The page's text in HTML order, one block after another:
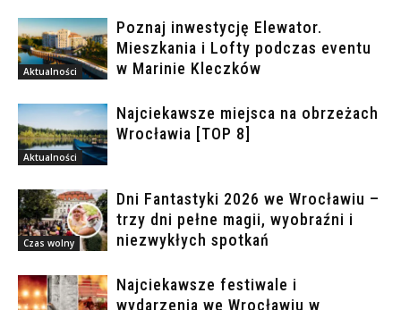
Aktualności
Poznaj inwestycję Elewator.
Mieszkania i Lofty podczas eventu
w Marinie Kleczków
Aktualności
Najciekawsze miejsca na obrzeżach
Wrocławia [TOP 8]
Czas wolny
Dni Fantastyki 2026 we Wrocławiu –
trzy dni pełne magii, wyobraźni i
niezwykłych spotkań
Najciekawsze festiwale i
wydarzenia we Wrocławiu w